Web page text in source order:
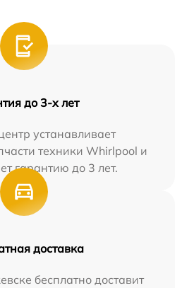
до 3-х лет
устанавливает
техники Whirlpool и
гарантию до 3 лет.
доставка
бесплатно доставит